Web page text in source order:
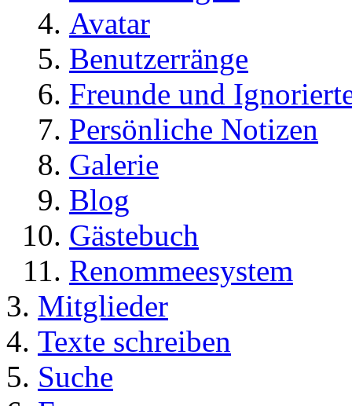
Avatar
Benutzerränge
Freunde und
Persönliche Notizen
Galerie
Blog
Gästebuch
Renommeesystem
Mitglieder
Texte schreiben
Suche